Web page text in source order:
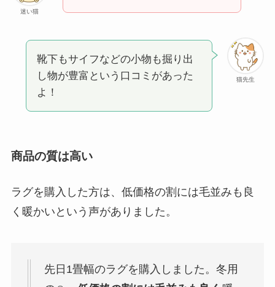
迷い猫
猫先生
靴下もサイフなどの小物も掘り出
し物が豊富という口コミがあった
よ！
商品の質は高い
ラグを購入した方は、低価格の割には毛並みも良
く暖かいという声がありました。
先日1畳幅のラグを購入しました。冬用